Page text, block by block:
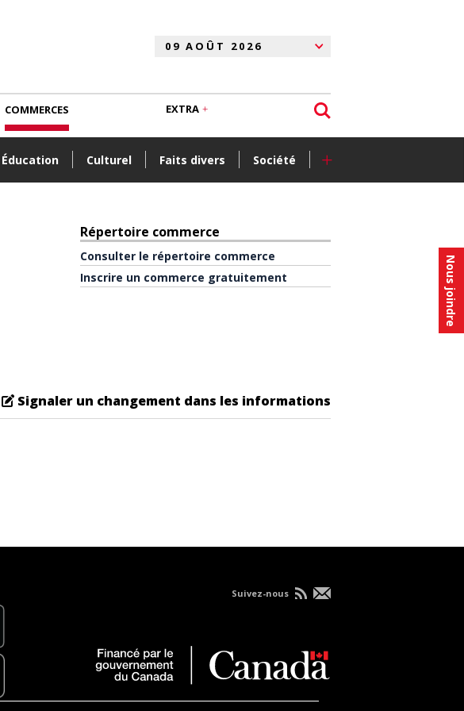
Nous joindre
Éducation Culturel Faits divers Société +
COMMERCES EXTRA
Répertoire commerce
Consulter le répertoire commerce
Inscrire un commerce gratuitement
Signaler un changement dans les informations
Suivez-nous